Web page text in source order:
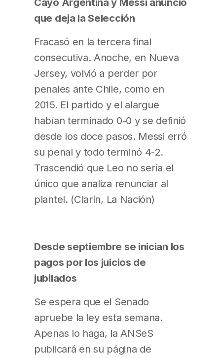
que deja la Selección
Fracasó en la tercera final
consecutiva. Anoche, en Nueva
Jersey, volvió a perder por
penales ante Chile, como en
2015. El partido y el alargue
habían terminado 0-0 y se definió
desde los doce pasos. Messi erró
su penal y todo terminó 4-2.
Trascendió que Leo no sería el
único que analiza renunciar al
plantel. (Clarín, La Nación)
Desde septiembre se inician los
pagos por los juicios de
jubilados
Se espera que el Senado
apruebe la ley esta semana.
Apenas lo haga, la ANSeS
publicará en su página de